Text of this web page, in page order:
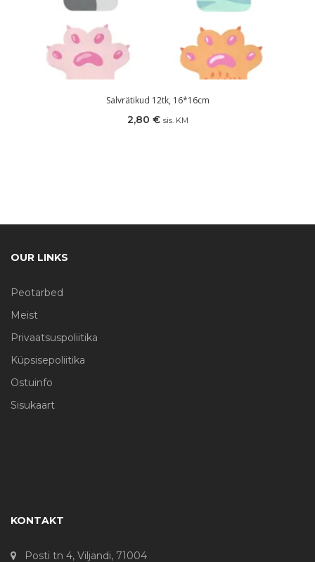
Salvrätikud 12tk, 16*16cm
2,80 € sis. KM
OUR LINKS
Peotarbed
Meist
Privaatsuspoliitika
Küpsisepoliitika
Ostuinfo
Sisukaart
KONTAKT
Posti tn 4, Viljandi, 71004